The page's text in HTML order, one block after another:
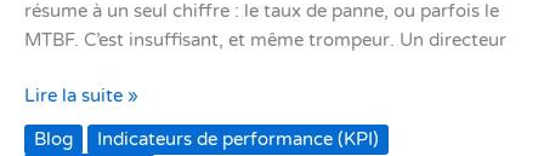
résume à un seul chiffre : le taux de panne, ou parfois le
MTBF. C’est insuffisant, et même trompeur. Un directeur
Lire la suite »
Blog
Indicateurs de performance (KPI)